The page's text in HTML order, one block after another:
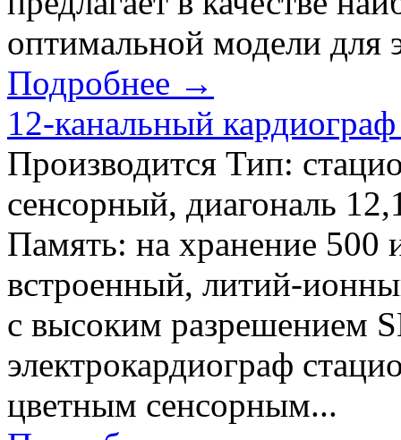
оптимальной модели для
Подробнее →
12-канальный
Производится Тип:
сенсорный, диагональ
Память: на хранение 500
встроенный, литий-
с высоким разрешением
электрокардиограф
цветным сенсорным...